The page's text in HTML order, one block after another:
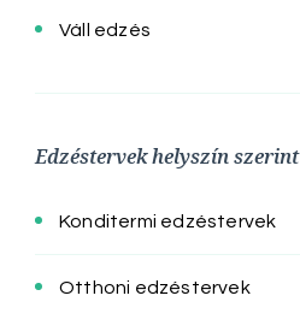
Váll edzés
Edzéstervek helyszín szerint
Konditermi edzéstervek
Otthoni edzéstervek